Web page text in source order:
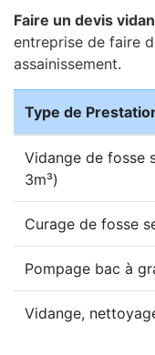
Faire un devis
entreprise de faire
assainissement.
Type de
Vidange de fosse
3m³)
Curage de fosse
Pompage bac à
Vidange,